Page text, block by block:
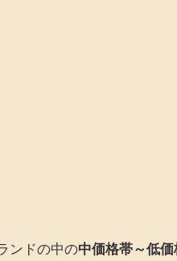
ンドの中の中価格帯～低